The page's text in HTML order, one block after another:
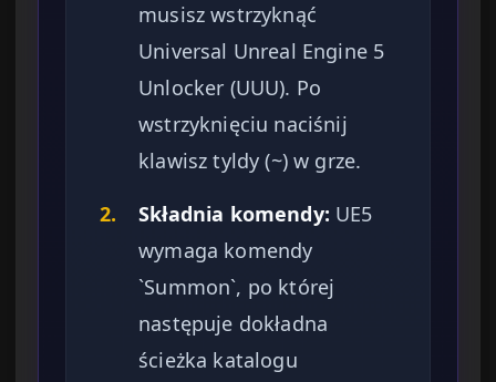
musisz wstrzyknąć
Universal Unreal Engine 5
Unlocker (UUU). Po
wstrzyknięciu naciśnij
klawisz tyldy (~) w grze.
2.
Składnia komendy: UE5
wymaga komendy
`Summon`, po której
następuje dokładna
ścieżka katalogu